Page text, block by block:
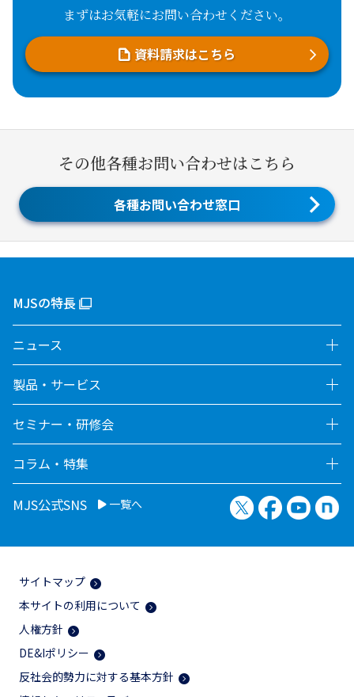
まずはお気軽にお問い合わせください。
資料請求はこちら
その他各種お問い合わせはこちら
各種お問い合わせ窓口
MJSの特長
ニュース
製品・サービス
セミナー・研修会
コラム・特集
MJS公式SNS 一覧へ X（旧Twitter）
Facebook
サイトマップ
本サイトの利用について
人権方針
DE&Iポリシー
反社会的勢力に対する基本方針